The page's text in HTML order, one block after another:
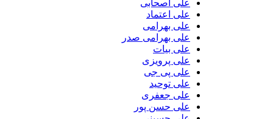
علی اصحابی
علی اعتماد
علی بهرامی
علی بهرامی صدر
علی بیات
علی پرویزی
علی پی جی
علی توحید
علی جعفری
علی حسن پور